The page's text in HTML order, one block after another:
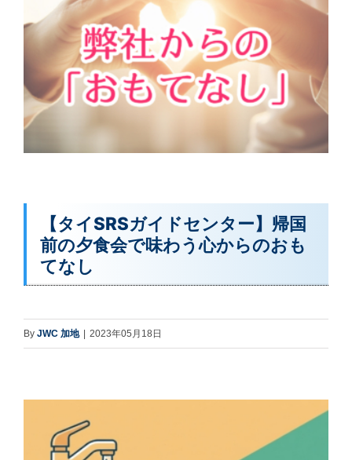
【タイSRSガイドセンター】帰国
前の夕食会で味わう心からのおも
てなし
By JWC 加地 2023年05月18日